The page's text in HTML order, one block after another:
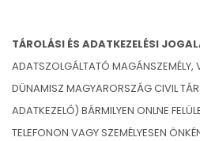
TÁROLÁSI ÉS ADATKEZELÉSI
ADATSZOLGÁLTATÓ MAGÁNSZEMÉLY,
DÜNAMISZ MAGYARORSZÁG CIVIL
ADATKEZELŐ) BÁRMILYEN ONLNE
TELEFONON VAGY SZEMÉLYESEN